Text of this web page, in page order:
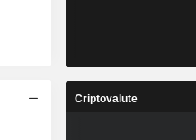
Criptovalute